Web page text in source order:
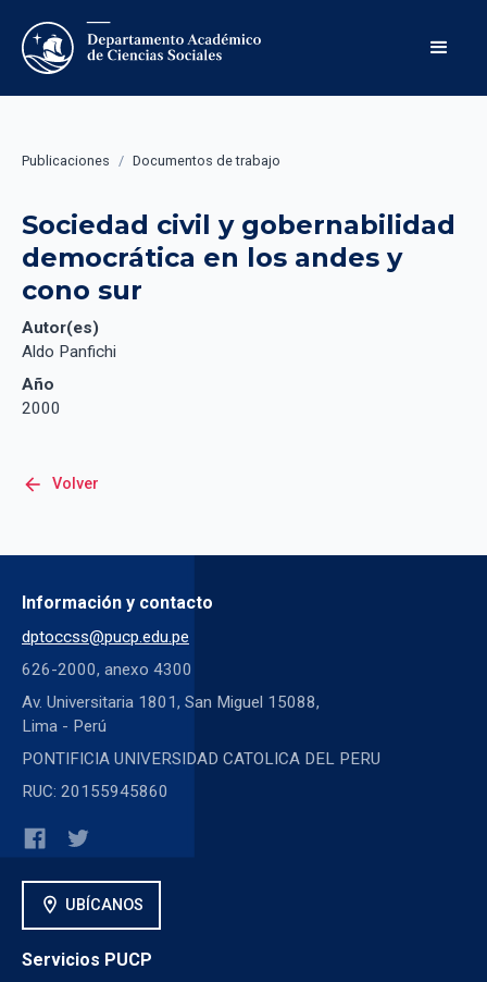
Publicaciones / Documentos de trabajo
Sociedad civil y gobernabilidad
democrática en los andes y
cono sur
Autor(es)
Aldo Panfichi
Año
2000
arrow_back Volver
Información y contacto
dptoccss@pucp.edu.pe
626-2000, anexo 4300
Av. Universitaria 1801, San Miguel 15088,
Lima - Perú
PONTIFICIA UNIVERSIDAD CATOLICA DEL PERU
RUC: 20155945860
location_on UBÍCANOS
Servicios PUCP